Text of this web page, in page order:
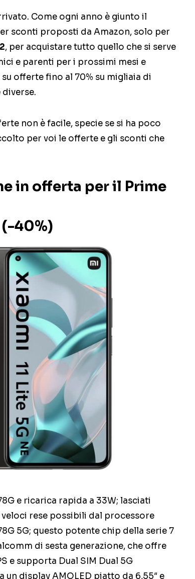
Come ogni anno è giunto il
sconti proposti da Amazon, solo per
, per acquistare tutto quello che si serve
e parenti per i prossimi mesi e
offerte fino al 70% su migliaia di
non è facile, specie se si ha poco
per voi le offerte e gli sconti che
in offerta per il Prime
(-40%)
e ricarica rapida a 33W; lasciati
rese possibili dal processore
5G; questo potente chip della serie 7
di sesta generazione, che offre
e supporta Dual SIM Dual 5G
un display AMOLED piatto da 6,55″ e